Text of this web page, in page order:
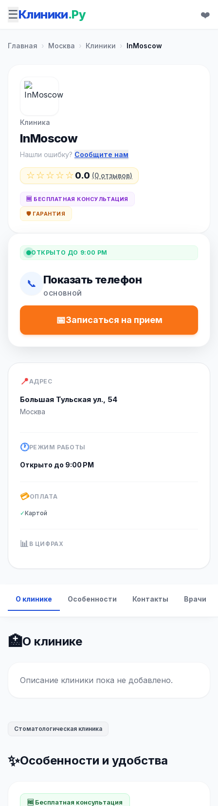
☰Клиники.Ру ❤️
Главная › Москва › Клиники › InMoscow
Клиника
InMoscow
Нашли ошибку? Сообщите нам
☆☆☆☆☆0.0 (0 отзывов)
🆓 БЕСПЛАТНАЯ КОНСУЛЬТАЦИЯ
🛡️ ГАРАНТИЯ
ОТКРЫТО ДО 9:00 PM
📞 Показать телефон
ОСНОВНОЙ
📅Записаться на прием
📍АДРЕС
Большая Тульская ул., 54
Москва
🕐РЕЖИМ РАБОТЫ
Открыто до 9:00 PM
💳ОПЛАТА
✓Картой
📊 В ЦИФРАХ
О клинике Особенности Контакты Врачи
🏥О клинике
Описание клиники пока не добавлено.
Стоматологическая клиника
✨Особенности и удобства
🆓 Бесплатная консультация